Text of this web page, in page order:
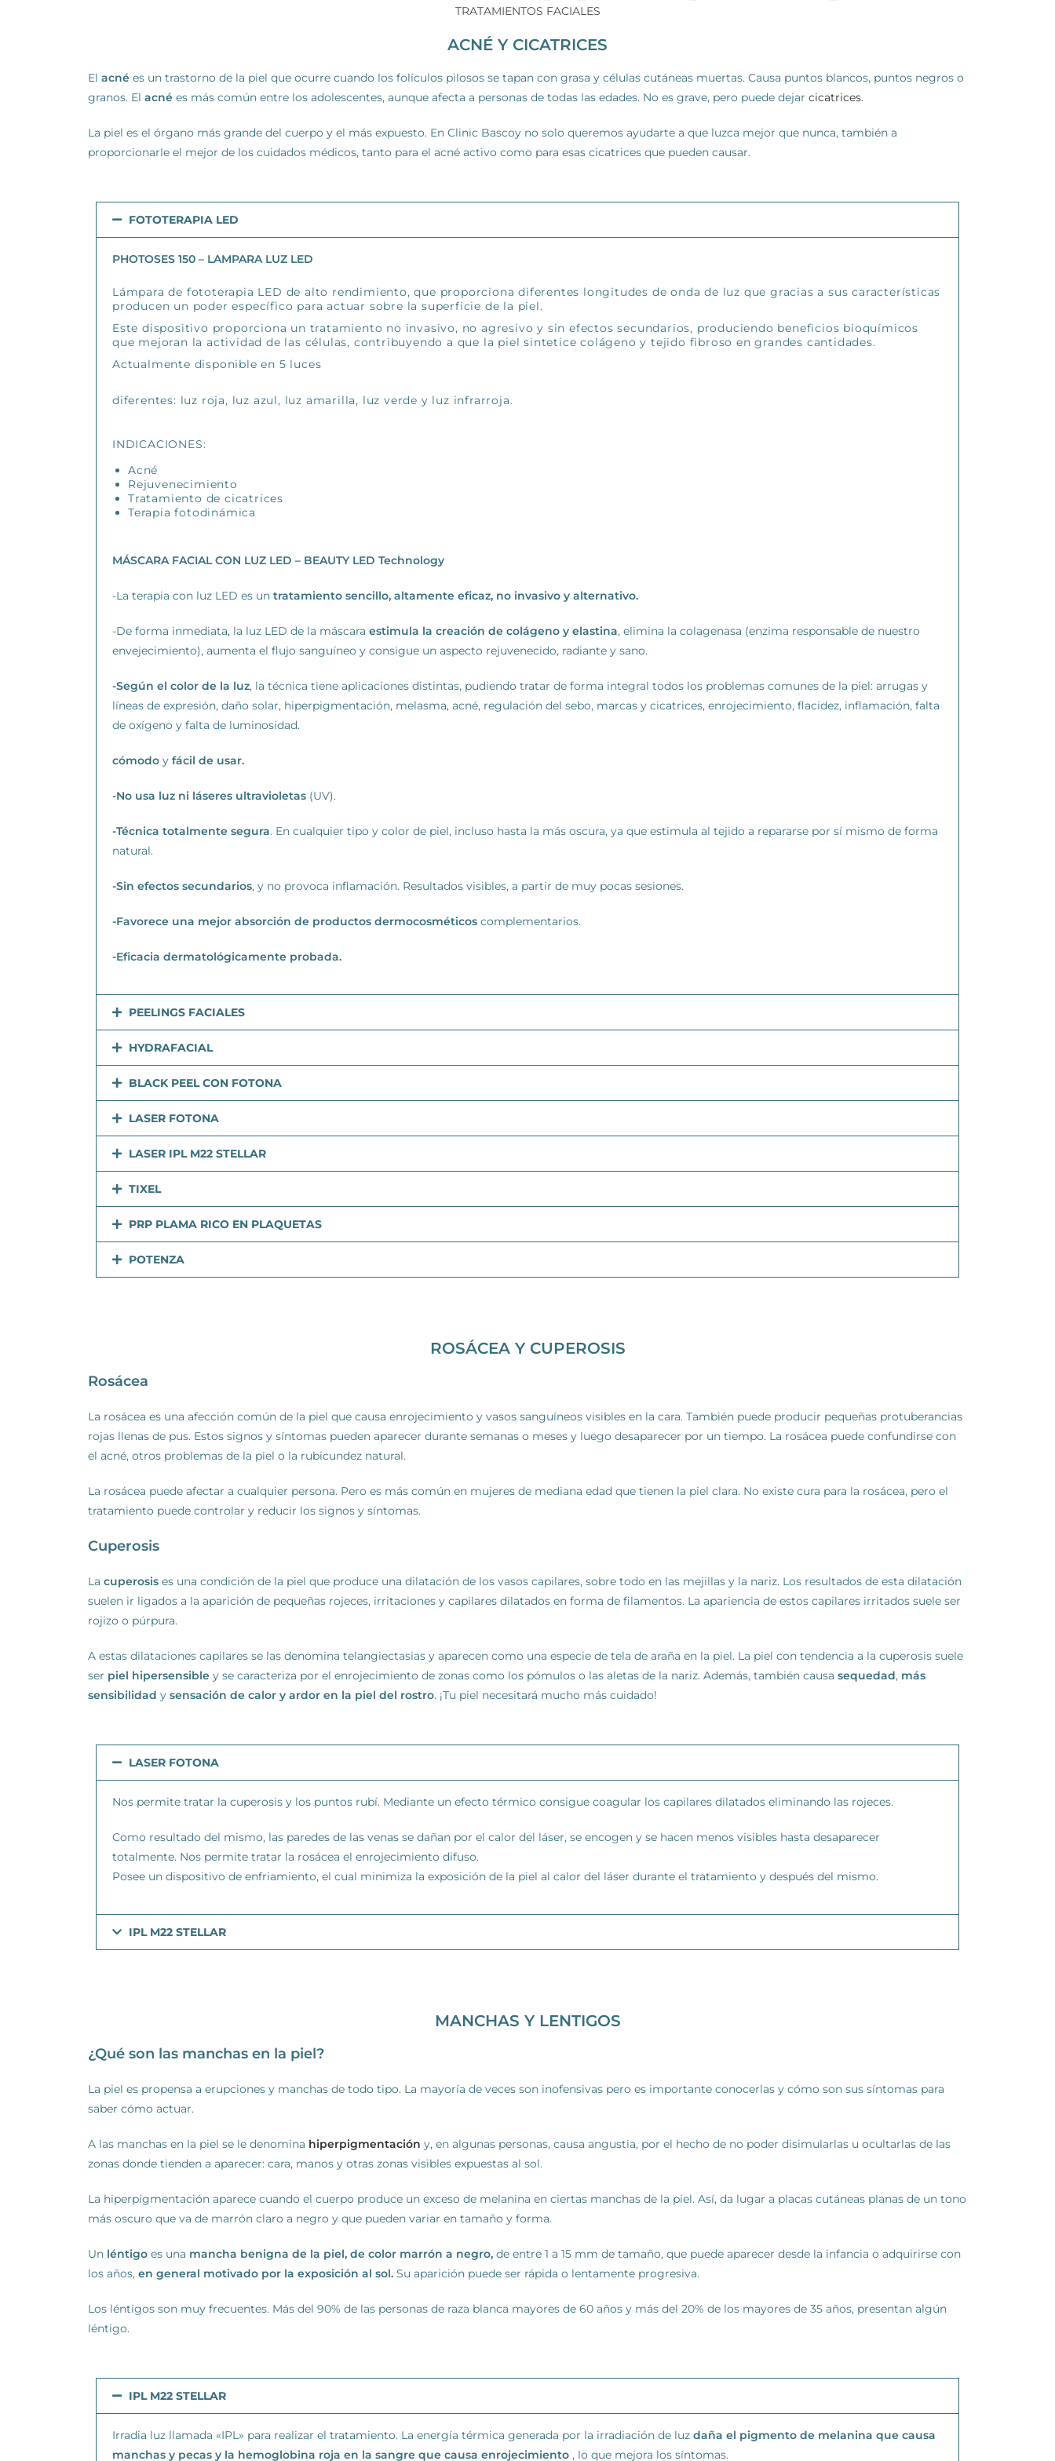
TRATAMIENTOS FACIALES
ACNÉ Y CICATRICES
El acné es un trastorno de la piel que ocurre cuando los folículos pilosos se tapan con grasa y células cutáneas muertas. Causa puntos blancos, puntos negros o
granos. El acné es más común entre los adolescentes, aunque afecta a personas de todas las edades. No es grave, pero puede dejar cicatrices.
La piel es el órgano más grande del cuerpo y el más expuesto. En Clinic Bascoy no solo queremos ayudarte a que luzca mejor que nunca, también a
proporcionarle el mejor de los cuidados médicos, tanto para el acné activo como para esas cicatrices que pueden causar.
FOTOTERAPIA LED
PHOTOSES 150 – LAMPARA LUZ LED
Lámpara de fototerapia LED de alto rendimiento, que proporciona diferentes longitudes de onda de luz que gracias a sus características
producen un poder específico para actuar sobre la superficie de la piel.
Este dispositivo proporciona un tratamiento no invasivo, no agresivo y sin efectos secundarios, produciendo beneficios bioquímicos
que mejoran la actividad de las células, contribuyendo a que la piel sintetice colágeno y tejido fibroso en grandes cantidades.
Actualmente disponible en 5 luces
diferentes: luz roja, luz azul, luz amarilla, luz verde y luz infrarroja.
INDICACIONES:
Acné
Rejuvenecimiento
Tratamiento de cicatrices
Terapia fotodinámica
MÁSCARA FACIAL CON LUZ LED – BEAUTY LED Technology
-La terapia con luz LED es un tratamiento sencillo, altamente eficaz, no invasivo y alternativo.
-De forma inmediata, la luz LED de la máscara estimula la creación de colágeno y elastina, elimina la colagenasa (enzima responsable de nuestro
envejecimiento), aumenta el flujo sanguíneo y consigue un aspecto rejuvenecido, radiante y sano.
-Según el color de la luz, la técnica tiene aplicaciones distintas, pudiendo tratar de forma integral todos los problemas comunes de la piel: arrugas y
líneas de expresión, daño solar, hiperpigmentación, melasma, acné, regulación del sebo, marcas y cicatrices, enrojecimiento, flacidez, inflamación, falta
de oxígeno y falta de luminosidad.
cómodo y fácil de usar.
-No usa luz ni láseres ultravioletas (UV).
-Técnica totalmente segura. En cualquier tipo y color de piel, incluso hasta la más oscura, ya que estimula al tejido a repararse por sí mismo de forma
natural.
-Sin efectos secundarios, y no provoca inflamación. Resultados visibles, a partir de muy pocas sesiones.
-Favorece una mejor absorción de productos dermocosméticos complementarios.
-Eficacia dermatológicamente probada.
PEELINGS FACIALES
HYDRAFACIAL
BLACK PEEL CON FOTONA
LASER FOTONA
LASER IPL M22 STELLAR
TIXEL
PRP PLAMA RICO EN PLAQUETAS
POTENZA
ROSÁCEA Y CUPEROSIS
Rosácea
La rosácea es una afección común de la piel que causa enrojecimiento y vasos sanguíneos visibles en la cara. También puede producir pequeñas protuberancias
rojas llenas de pus. Estos signos y síntomas pueden aparecer durante semanas o meses y luego desaparecer por un tiempo. La rosácea puede confundirse con
el acné, otros problemas de la piel o la rubicundez natural.
La rosácea puede afectar a cualquier persona. Pero es más común en mujeres de mediana edad que tienen la piel clara. No existe cura para la rosácea, pero el
tratamiento puede controlar y reducir los signos y síntomas.
Cuperosis
La cuperosis es una condición de la piel que produce una dilatación de los vasos capilares, sobre todo en las mejillas y la nariz. Los resultados de esta dilatación
suelen ir ligados a la aparición de pequeñas rojeces, irritaciones y capilares dilatados en forma de filamentos. La apariencia de estos capilares irritados suele ser
rojizo o púrpura.
A estas dilataciones capilares se las denomina telangiectasias y aparecen como una especie de tela de araña en la piel. La piel con tendencia a la cuperosis suele
ser piel hipersensible y se caracteriza por el enrojecimiento de zonas como los pómulos o las aletas de la nariz. Además, también causa sequedad, más
sensibilidad y sensación de calor y ardor en la piel del rostro. ¡Tu piel necesitará mucho más cuidado!
LASER FOTONA
Nos permite tratar la cuperosis y los puntos rubí. Mediante un efecto térmico consigue coagular los capilares dilatados eliminando las rojeces.
Como resultado del mismo, las paredes de las venas se dañan por el calor del láser, se encogen y se hacen menos visibles hasta desaparecer
totalmente. Nos permite tratar la rosácea el enrojecimiento difuso.
Posee un dispositivo de enfriamiento, el cual minimiza la exposición de la piel al calor del láser durante el tratamiento y después del mismo.
IPL M22 STELLAR
MANCHAS Y LENTIGOS
¿Qué son las manchas en la piel?
La piel es propensa a erupciones y manchas de todo tipo. La mayoría de veces son inofensivas pero es importante conocerlas y cómo son sus síntomas para
saber cómo actuar.
A las manchas en la piel se le denomina hiperpigmentación y, en algunas personas, causa angustia, por el hecho de no poder disimularlas u ocultarlas de las
zonas donde tienden a aparecer: cara, manos y otras zonas visibles expuestas al sol.
La hiperpigmentación aparece cuando el cuerpo produce un exceso de melanina en ciertas manchas de la piel. Así, da lugar a placas cutáneas planas de un tono
más oscuro que va de marrón claro a negro y que pueden variar en tamaño y forma.
Un léntigo es una mancha benigna de la piel, de color marrón a negro, de entre 1 a 15 mm de tamaño, que puede aparecer desde la infancia o adquirirse con
los años, en general motivado por la exposición al sol. Su aparición puede ser rápida o lentamente progresiva.
Los léntigos son muy frecuentes. Más del 90% de las personas de raza blanca mayores de 60 años y más del 20% de los mayores de 35 años, presentan algún
léntigo.
IPL M22 STELLAR
Irradia luz llamada «IPL» para realizar el tratamiento. La energía térmica generada por la irradiación de luz daña el pigmento de melanina que causa
manchas y pecas y la hemoglobina roja en la sangre que causa enrojecimiento , lo que mejora los síntomas.